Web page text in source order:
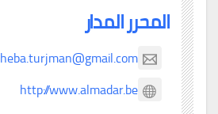
المحرر المدار
heba.turjman@gmail.com
http://www.almadar.be